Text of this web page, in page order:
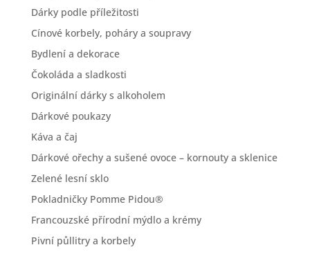
Dárky podle příležitosti
Cínové korbely, poháry a soupravy
Bydlení a dekorace
Čokoláda a sladkosti
Originální dárky s alkoholem
Dárkové poukazy
Káva a čaj
Dárkové ořechy a sušené ovoce – kornouty a sklenice
Zelené lesní sklo
Pokladničky Pomme Pidou®
Francouzské přírodní mýdlo a krémy
Pivní půllitry a korbely